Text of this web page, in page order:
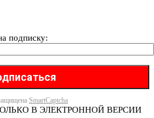
подписку:
SmartCaptcha
В ЭЛЕКТРОННОЙ ВЕРСИИ